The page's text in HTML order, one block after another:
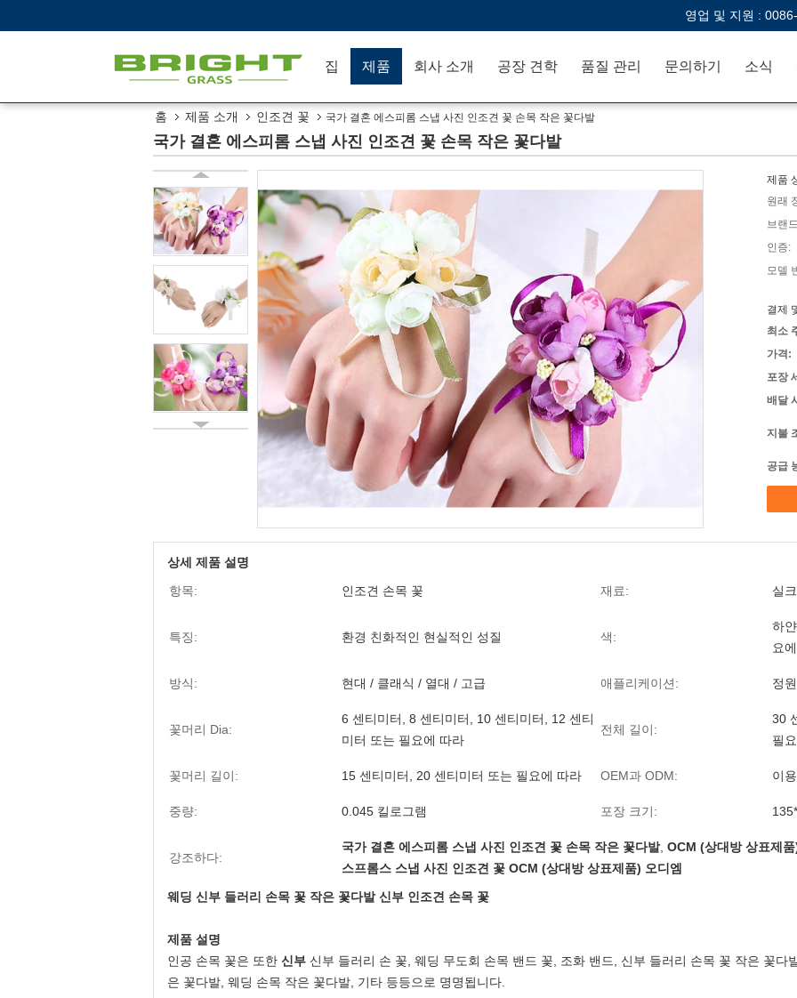
영업 및 지원 :
집 제품 회사 소개 공장 견학 품질 관리 문의하기 소식
홈 제품 소개 인조견 꽃 국가 결혼 에스피롬 스냅 사진 인조견 꽃 손목 작은 꽃다발
국가 결혼 에스피롬 스냅 사진 인조견 꽃 손목 작은 꽃다발
제품
원래
브랜
인증:
모델
결제
최소
가격:
포장
배달
지불
공급
상세 제품 설명
항목:
인조견 손목 꽃 재료: 실크
특징: 환경 친화적인 현실적인 성질 색:
하
요
방식: 현대 / 클래식 / 열대 / 고급 애플리케이션: 정
꽃머리 Dia:
6 센티미터, 8 센티미터, 10 센티미터, 12 센티
미터 또는 필요에 따라
전체 길이:
30
필
꽃머리 길이: 15 센티미터, 20 센티미터 또는 필요에 따라 OEM과 ODM: 이
중량: 0.045 킬로그램 포장 크기:
강조하다:
국가 결혼 에스피롬 스냅 사진 인조견 꽃 손목 작은 꽃다발, OCM (상대방 상표제
스프롬스 스냅 사진 인조견 꽃 OCM (상대방 상표제품) 오디엠
웨딩 신부 들러리 손목 꽃 작은 꽃다발 신부 인조견 손목 꽃
제품 설명
인공 손목 꽃은 또한 신부 신부 들러리 손 꽃, 웨딩 무도회 손목 밴드 꽃, 조화 밴드, 신부 들러리 손목 꽃 작은 꽃다
은 꽃다발, 웨딩 손목 작은 꽃다발, 기타 등등으로 명명됩니다.